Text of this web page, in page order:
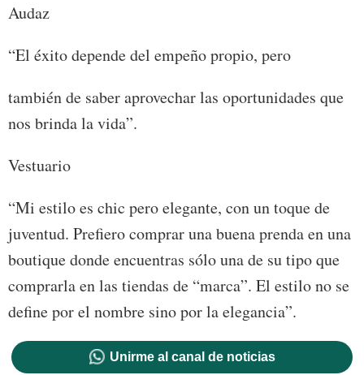
Audaz
“El éxito depende del empeño propio, pero
también de saber aprovechar las oportunidades que
nos brinda la vida”.
Vestuario
“Mi estilo es chic pero elegante, con un toque de
juventud. Prefiero comprar una buena prenda en una
boutique donde encuentras sólo una de su tipo que
comprarla en las tiendas de “marca”. El estilo no se
define por el nombre sino por la elegancia”.
Unirme al canal de noticias